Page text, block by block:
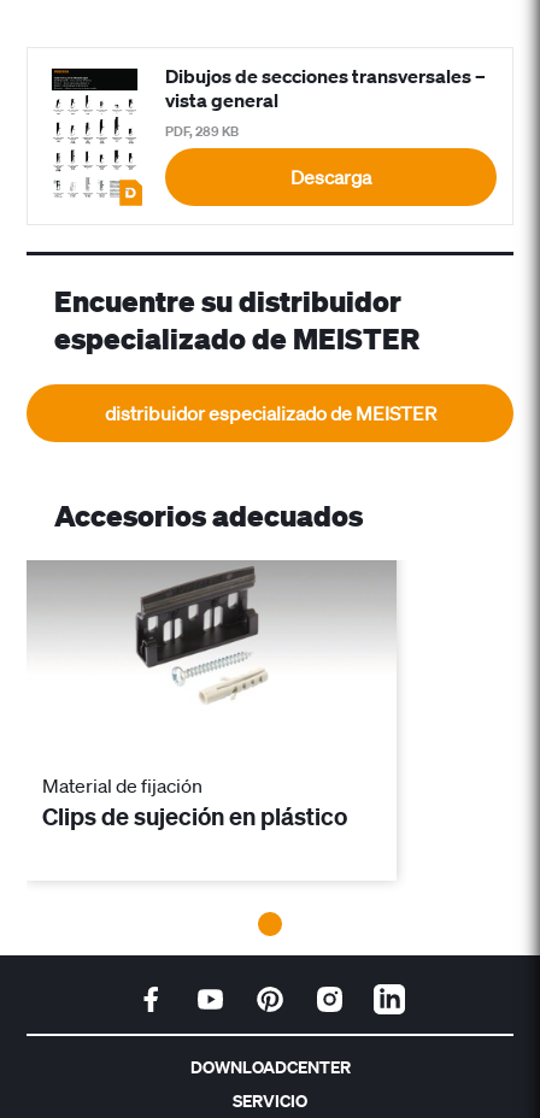
Dibujos de secciones transversales –
vista general
PDF, 289 KB
Descarga
Encuentre su distribuidor
especializado de MEISTER
distribuidor especializado de MEISTER
Accesorios adecuados
Material de fijación
Clips de sujeción en plástico
DOWNLOADCENTER
SERVICIO